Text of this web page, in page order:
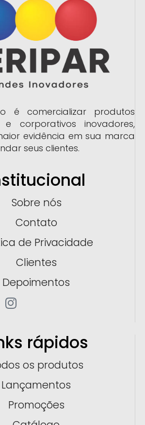
é comercializar produtos
e corporativos inovadores,
evidência em sua marca
seus clientes.
Sobre nós
Contato
de Privacidade
Clientes
Depoimentos
rápidos
os produtos
Lançamentos
Promoções